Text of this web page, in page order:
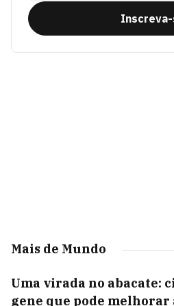
Mais de Mundo
Uma virada no abacate:
gene que pode melhorar